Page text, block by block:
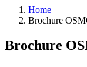
Home
Brochure
Brochure